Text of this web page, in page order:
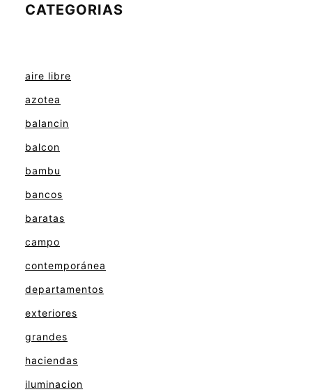
CATEGORIAS
aire libre
azotea
balancin
balcon
bambu
bancos
baratas
campo
contemporánea
departamentos
exteriores
grandes
haciendas
iluminacion